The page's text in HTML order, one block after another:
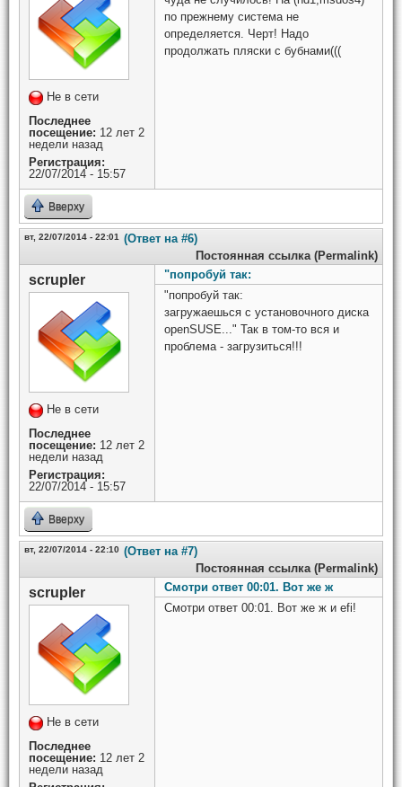
Не в сети
Последнее
посещение: 12 лет 2
недели назад
Регистрация:
22/07/2014 - 15:57
по прежнему система не
определяется. Черт! Надо
продолжать пляски с бубнами(((
Вверху
вт, 22/07/2014 - 22:01
(Ответ на #6)
Постоянная ссылка (Permalink)
scrupler
Не в сети
Последнее
посещение: 12 лет 2
недели назад
Регистрация:
22/07/2014 - 15:57
"попробуй так:
"попробуй так:
загружаешься с установочного диска
openSUSE..." Так в том-то вся и
проблема - загрузиться!!!
Вверху
вт, 22/07/2014 - 22:10 (Ответ на #7)
Постоянная ссылка (Permalink)
scrupler
Не в сети
Последнее
посещение: 12 лет 2
недели назад
Смотри ответ 00:01. Вот же ж
Смотри ответ 00:01. Вот же ж и efi!